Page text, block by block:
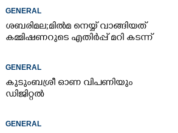
GENERAL
ശബരിമല;മിൽമ നെയ്യ് വാങ്ങിയത്
കമ്മിഷണറുടെ എതിർപ്പ് മറി കടന്ന്
GENERAL
കുടുംബശ്രീ ഓണ വിപണിയും
ഡിജിറ്റൽ
GENERAL